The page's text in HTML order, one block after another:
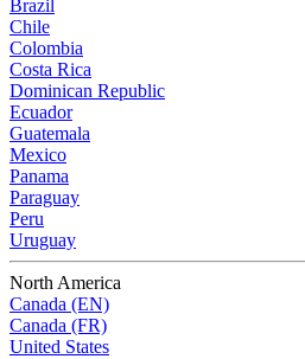
Brazil
Chile
Colombia
Costa Rica
Dominican Republic
Ecuador
Guatemala
Mexico
Panama
Paraguay
Peru
Uruguay
North America
Canada (EN)
Canada (FR)
United States